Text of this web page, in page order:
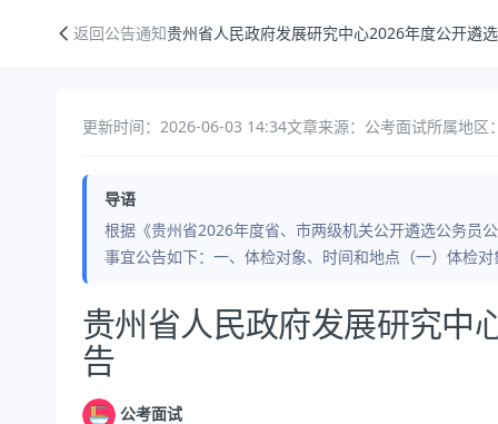
返回公告通知贵州省人民政府发展研究中心2026年度公开遴
更新时间：2026-06-03 14:34文章来源：公考面试所属地区
导语
根据《贵州省2026年度省、市两级机关公开遴选公务员
事宜公告如下：一、体检对象、时间和地点（一）体检
公告正文
贵州省人民政府发展研究中
告
公考面试